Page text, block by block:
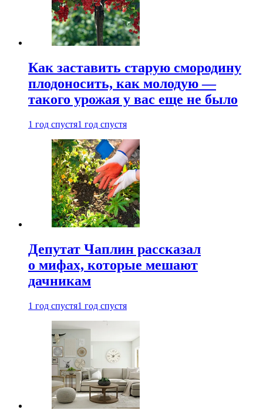
Как заставить старую смородину
плодоносить, как молодую —
такого урожая у вас еще не было
1 год спустя1 год спустя
Депутат Чаплин рассказал
о мифах, которые мешают
дачникам
1 год спустя1 год спустя